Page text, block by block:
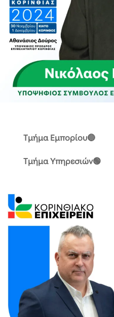
Τμήμα Εμπορίου🔵
Τμήμα Υπηρεσιών🟢